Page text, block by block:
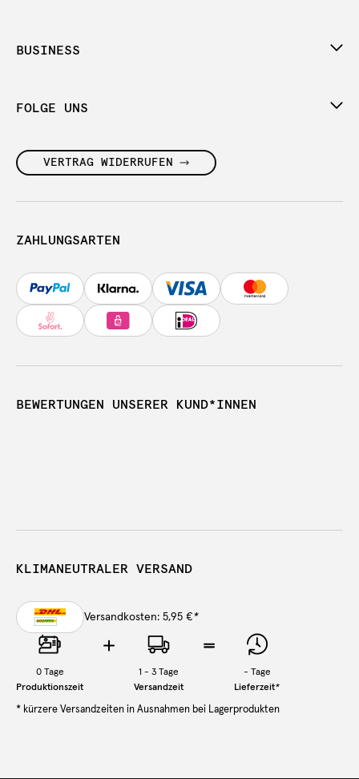
BUSINESS
FOLGE UNS
VERTRAG WIDERRUFEN
ZAHLUNGSARTEN
BEWERTUNGEN UNSERER KUND*INNEN
KLIMANEUTRALER VERSAND
Versandkosten: 5,95 €*
0Tage
Produktionszeit
1 - 3 Tage
Versandzeit
- Tage
Lieferzeit*
* kürzere Versandzeiten in Ausnahmen bei Lagerprodukten